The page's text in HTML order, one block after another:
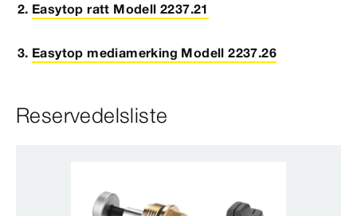
Easytop ratt Modell 2237.21
Easytop mediamerking Modell 2237.26
Reservedelsliste